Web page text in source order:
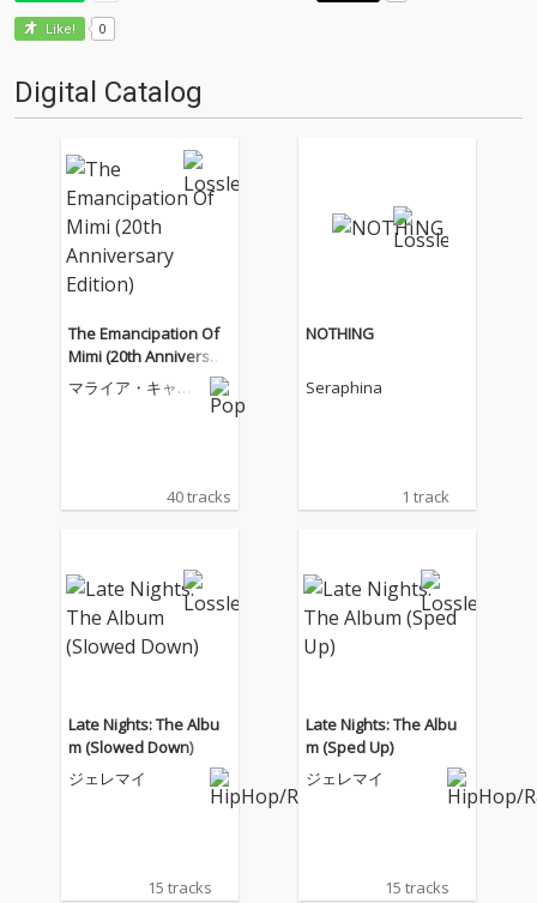
Like! 0
Digital Catalog
The Emancipation Of
Mimi (20th Anniversar
y Edition)
マライア・キャリ
40 tracks
NOTHING
Seraphina
1 track
Late Nights: The Albu
m (Slowed Down)
ジェレマイ
15 tracks
Late Nights: The Albu
m (Sped Up)
ジェレマイ
15 tracks